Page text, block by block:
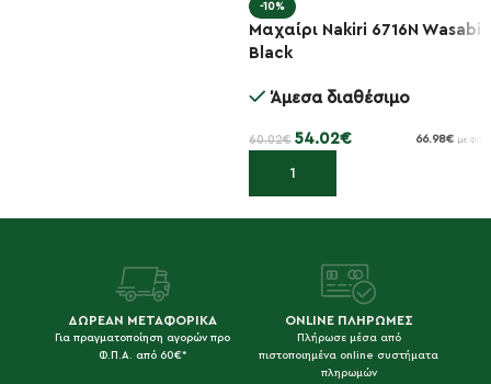
-10%
Μαχαίρι Nakiri 6716N Wasabi
Black
Άμεσα διαθέσιμο
60.02€ 54.02€ 66.98€ με ΦΠΑ
Προσθήκη στο καλάθι
ΔΩΡΕΑΝ ΜΕΤΑΦΟΡΙΚΑ
Για πραγματοποίηση αγορών προ
Φ.Π.Α. από 60€*
ONLINE ΠΛΗΡΩΜΕΣ
Πλήρωσε μέσα από
πιστοποιημένα online συστήματα
πληρωμών